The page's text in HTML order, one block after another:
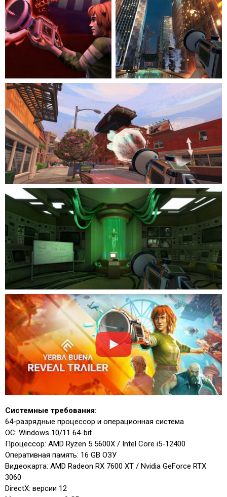
Системные требования:
64-разрядные процессор и операционная система
ОС: Windows 10/11 64-bit
Процессор: AMD Ryzen 5 5600X / Intel Core i5-12400
Оперативная память: 16 GB ОЗУ
Видеокарта: AMD Radeon RX 7600 XT / Nvidia GeForce RTX
3060
DirectX: версии 12